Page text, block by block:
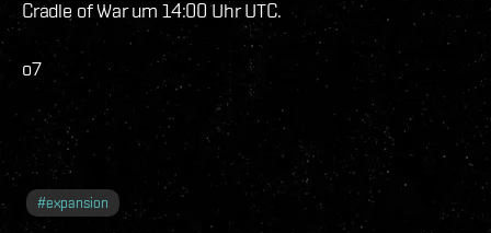
Cradle of War um 14:00 Uhr UTC.
o7
#expansion